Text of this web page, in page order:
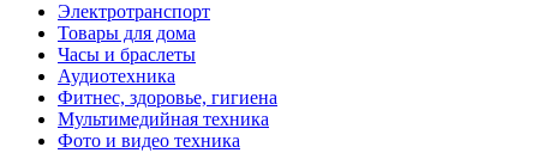
Электротранспорт
Товары для дома
Часы и браслеты
Аудиотехника
Фитнес, здоровье, гигиена
Мультимедийная техника
Фото и видео техника